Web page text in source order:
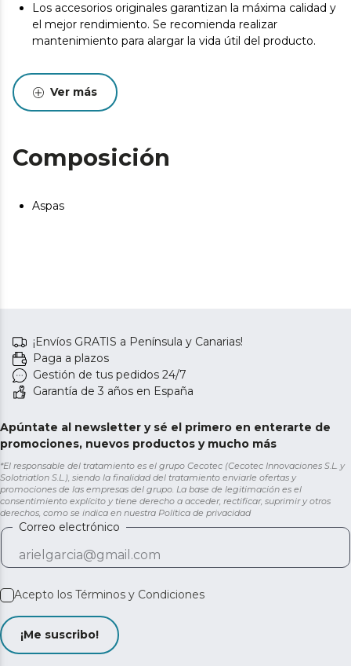
Los accesorios originales garantizan la máxima calidad y
el mejor rendimiento. Se recomienda realizar
mantenimiento para alargar la vida útil del producto.
Ver más
Composición
Aspas
¡Envíos GRATIS a Península y Canarias!
Paga a plazos
Gestión de tus pedidos 24/7
Garantía de 3 años en España
Apúntate al newsletter y sé el primero en enterarte de
promociones, nuevos productos y mucho más
*El responsable del tratamiento es el grupo Cecotec (Cecotec Innovaciones S.L. y
Solotriatlon S.L.), siendo la finalidad del tratamiento enviarle ofertas y
promociones de las empresas del grupo. La base de legitimación es el
consentimiento explícito y tiene derecho a acceder, rectificar, suprimir y otros
derechos, como se indica en nuestra Política de privacidad
Correo electrónico
Acepto los Términos y Condiciones
¡Me suscribo!